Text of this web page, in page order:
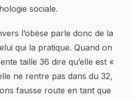
sociale.
l’obèse parle donc de la
qui la pratique. Quand on
taille 36 dire qu’elle est «
ne rentre pas dans du 32,
fausse route en tant que